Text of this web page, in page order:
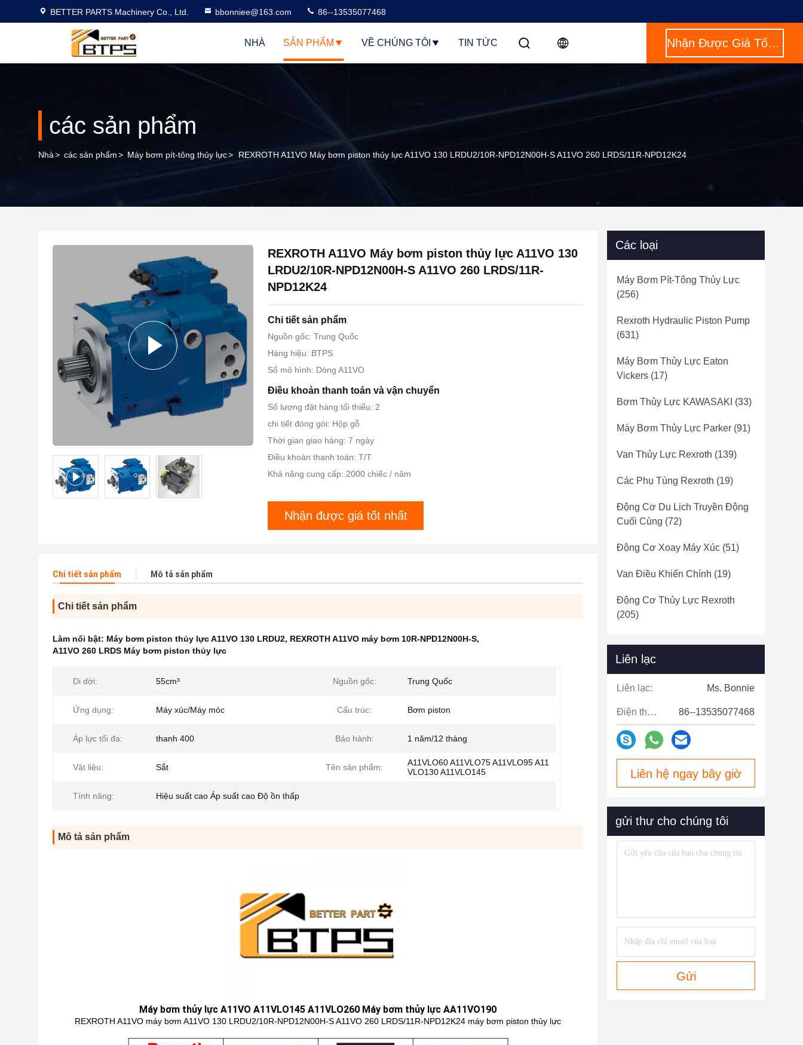
BETTER PARTS Machinery Co., Ltd. bbonniee@163.com 86--13535077468
NHÀ SẢN PHẨM VỀ CHÚNG TÔI TIN TỨC Nhận Được Giá Tốt Nhất
các sản phẩm
Nhà> các sản phẩm> Máy bơm pít-tông thủy lực> REXROTH A11VO Máy bơm piston thủy lực A11VO 130 LRDU2/10R-NPD12N00H-S A11VO 260 LRDS/11R-NPD12K24
REXROTH A11VO Máy bơm piston thủy lực A11VO 130
LRDU2/10R-NPD12N00H-S A11VO 260 LRDS/11R-
NPD12K24
Chi tiết sản phẩm
Nguồn gốc: Trung Quốc
Hàng hiệu: BTPS
Số mô hình: Dòng A11VO
Điều khoản thanh toán và vận chuyển
Số lượng đặt hàng tối thiểu: 2
chi tiết đóng gói: Hộp gỗ
Thời gian giao hàng: 7 ngày
Điều khoản thanh toán: T/T
Khả năng cung cấp: 2000 chiếc / năm
Nhận được giá tốt nhất
Chi tiết sản phẩm Mô tả sản phẩm
Chi tiết sản phẩm
Làm nổi bật: Máy bơm piston thủy lực A11VO 130 LRDU2, REXROTH A11VO máy bơm 10R-NPD12N00H-S,
A11VO 260 LRDS Máy bơm piston thủy lực
Di dời: 55cm³ Nguồn gốc: Trung Quốc
Ứng dụng: Máy xúc/Máy móc Cấu trúc: Bơm piston
Áp lực tối đa: thanh 400 Bảo hành: 1 năm/12 tháng
Vật liệu: Sắt Tên sản phẩm:
A11VLO60 A11VLO75 A11VLO95 A11
VLO130 A11VLO145
Tính năng: Hiệu suất cao Áp suất cao Độ ồn thấp
Mô tả sản phẩm
Máy bơm thủy lực A11VO A11VLO145 A11VLO260 Máy bơm thủy lực AA11VO190
REXROTH A11VO máy bơm A11VO 130 LRDU2/10R-NPD12N00H-S A11VO 260 LRDS/11R-NPD12K24 máy bơm piston thủy lực
Các loại
Máy Bơm Pít-Tông Thủy Lực
(256)
Rexroth Hydraulic Piston Pump
(631)
Máy Bơm Thủy Lực Eaton
Vickers (17)
Bơm Thủy Lực KAWASAKI (33)
Máy Bơm Thủy Lực Parker (91)
Van Thủy Lực Rexroth (139)
Các Phụ Tùng Rexroth (19)
Động Cơ Du Lịch Truyền Động
Cuối Cùng (72)
Động Cơ Xoay Máy Xúc (51)
Van Điều Khiển Chính (19)
Động Cơ Thủy Lực Rexroth
(205)
Liên lạc
Liên lạc: Ms. Bonnie
Điện thoại: 86--13535077468
Liên hệ ngay bây giờ
gửi thư cho chúng tôi
Gửi